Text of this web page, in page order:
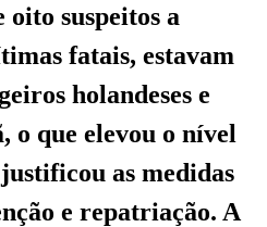
suspeitos a
fatais, estavam
holandeses e
o que elevou o nível
as medidas
e repatriação. A